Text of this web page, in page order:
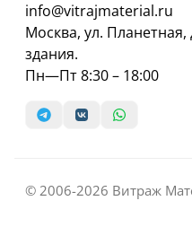
info@vitrajmaterial.ru
Москва, ул.
здания.
Пн—Пт 8:30 – 18:00
© 2006-2026 Витраж